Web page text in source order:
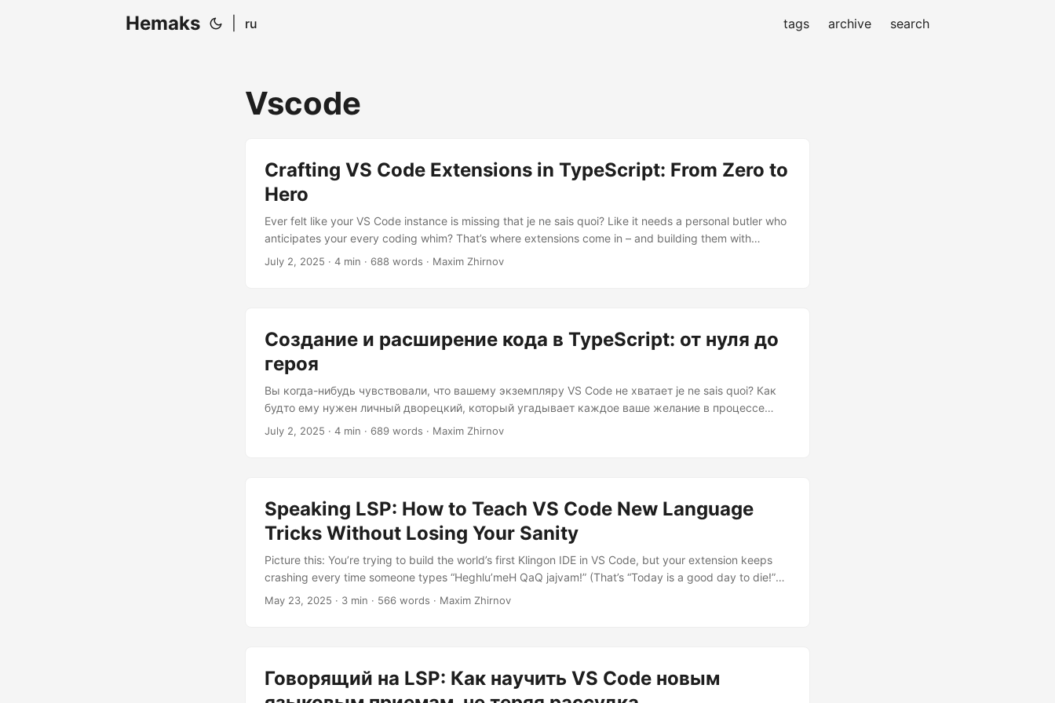
Hemaks ru tags archive search
Vscode
Crafting VS Code Extensions in TypeScript: From Zero to
Hero
Ever felt like your VS Code instance is missing that je ne sais quoi? Like it needs a personal butler who
anticipates your every coding whim? That’s where extensions come in – and building them with
TypeScript is like adding espresso shots to your development workflow. Today, we’re rolling up our
July 2, 2025 · 4 min · 688 words · Maxim Zhirnov
Создание и расширение кода в TypeScript: от нуля до
героя
Вы когда-нибудь чувствовали, что вашему экземпляру VS Code не хватает je ne sais quoi? Как
будто ему нужен личный дворецкий, который угадывает каждое ваше желание в процессе
кодирования? Вот тут-то и приходят на помощь расширения, а создание их с помощью
July 2, 2025 · 4 min · 689 words · Maxim Zhirnov
Speaking LSP: How to Teach VS Code New Language
Tricks Without Losing Your Sanity
Picture this: You’re trying to build the world’s first Klingon IDE in VS Code, but your extension keeps
crashing every time someone types “Heghlu’meH QaQ jajvam!” (That’s “Today is a good day to die!”
for us mere mortals). Enter the Language Server Protocol - your universal translator for code
May 23, 2025 · 3 min · 566 words · Maxim Zhirnov
Говорящий на LSP: Как научить VS Code новым